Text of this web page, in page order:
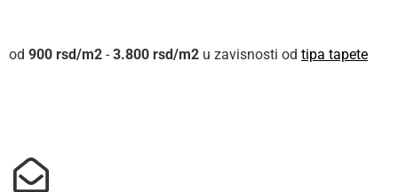
900 rsd - 3.800 rsd u zavisnosti od tipa tapete